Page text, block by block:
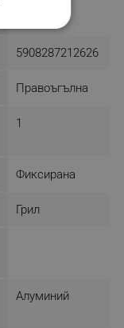
5908287212626
Правоъгълна
1
Фиксирана
Грил
Алуминий